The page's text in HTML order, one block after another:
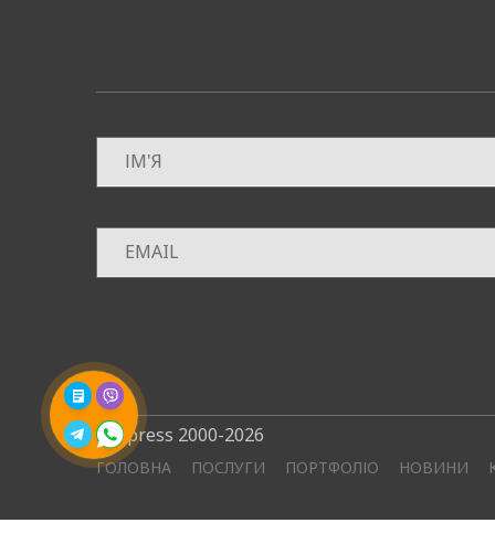
©4press 2000-2026
ГОЛОВНА ПОСЛУГИ ПОРТФОЛІО НОВИНИ